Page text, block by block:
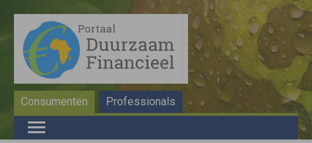
Consumenten Professionals